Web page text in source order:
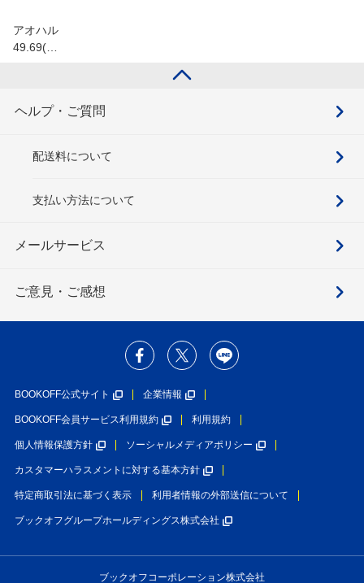
アオハル
49.69(…
ヘルプ・ご質問
配送料について
支払い方法について
メールサービス
ご意見・ご感想
BOOKOFF公式サイト 企業情報
BOOKOFF会員サービス利用規約 利用規約
個人情報保護方針 ソーシャルメディアポリシー
カスタマーハラスメントに対する基本方針
特定商取引法に基づく表示 利用者情報の外部送信について
ブックオフグループホールディングス株式会社
ブックオフコーポレーション株式会社